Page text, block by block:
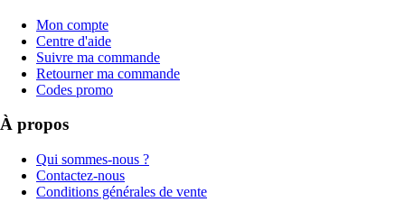
Mon compte
Centre d'aide
Suivre ma commande
Retourner ma commande
Codes promo
À propos
Qui sommes-nous ?
Contactez-nous
Conditions générales de vente